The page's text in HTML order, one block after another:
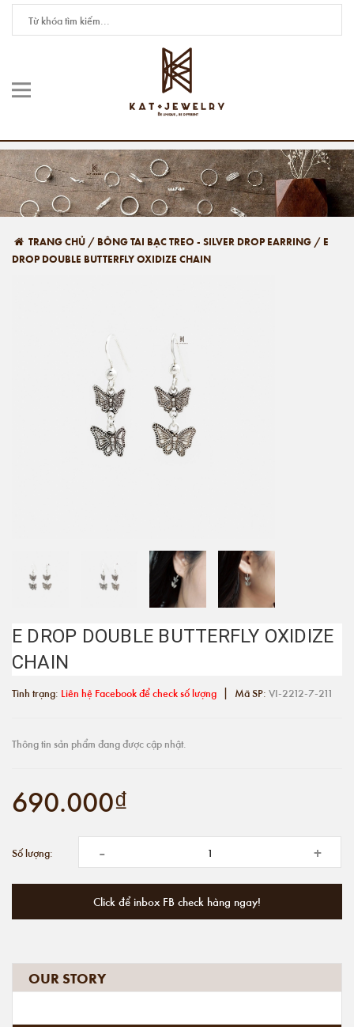
TRANG CHỦ / BÔNG TAI BẠC TREO - SILVER DROP EARRING / E
DROP DOUBLE BUTTERFLY OXIDIZE CHAIN
E DROP DOUBLE BUTTERFLY OXIDIZE
CHAIN
Tình trạng: Liên hệ Facebook để check số lượng | Mã SP: VI-2212-7-211
Thông tin sản phẩm đang được cập nhật.
690.000₫
Số lượng: - +
Click để inbox FB check hàng ngay!
OUR STORY